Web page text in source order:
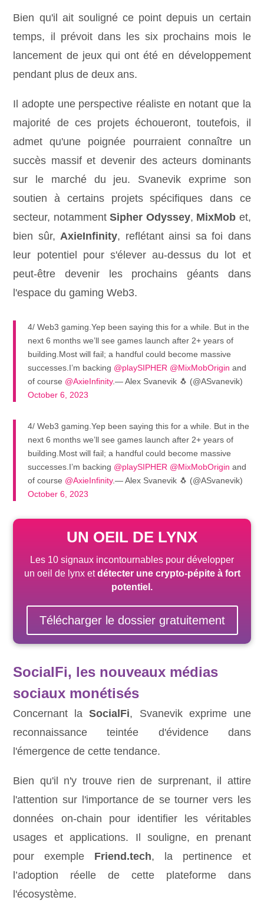
Bien qu'il ait souligné ce point depuis un certain
temps, il prévoit dans les six prochains mois le
lancement de jeux qui ont été en développement
pendant plus de deux ans.
Il adopte une perspective réaliste en notant que la
majorité de ces projets échoueront, toutefois, il
admet qu'une poignée pourraient connaître un
succès massif et devenir des acteurs dominants
sur le marché du jeu. Svanevik exprime son
soutien à certains projets spécifiques dans ce
secteur, notammentSipher Odyssey, MixMob et,
bien sûr, AxieInfinity, reflétant ainsi sa foi dans
leur potentiel pour s'élever au-dessus du lot et
peut-être devenir les prochains géants dans
l'espace du gaming Web3.
4/ Web3 gaming.Yep been saying this for a while. But in the
next 6 months we’ll see games launch after 2+ years of
building.Most will fail; a handful could become massive
successes.I’m backing @playSIPHER @MixMobOrigin and
of course @AxieInfinity.— Alex Svanevik 🐧 (@ASvanevik)
October 6, 2023
4/ Web3 gaming.Yep been saying this for a while. But in the
next 6 months we’ll see games launch after 2+ years of
building.Most will fail; a handful could become massive
successes.I’m backing @playSIPHER @MixMobOrigin and
of course @AxieInfinity.— Alex Svanevik 🐧 (@ASvanevik)
October 6, 2023
UN OEIL DE LYNX
Les 10 signaux incontournables pour développer
un oeil de lynx etdétecter une crypto-pépite à fort
potentiel .
Télécharger le dossier gratuitement
SocialFi, les nouveaux médias
sociaux monétisés
Concernant laSocialFi, Svanevik exprime une
reconnaissance teintée d'évidence dans
l'émergence de cette tendance.
Bien qu'il n'y trouve rien de surprenant, il attire
l'attention sur l'importance de se tourner vers les
données on-chain pour identifier les véritables
usages et applications. Il souligne, en prenant
pour exemple Friend.tech, la pertinence et
l’adoption réelle de cette plateforme dans
l'écosystème.